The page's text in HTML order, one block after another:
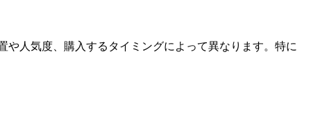
人気度、購入するタイミングによって異なります。特に